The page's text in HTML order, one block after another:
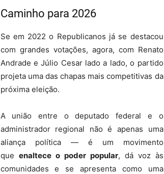
Caminho para 2026
Se em 2022 o Republicanos já se destacou
com grandes votações, agora, com Renato
Andrade e Júlio Cesar lado a lado, o partido
projeta uma das chapas mais competitivas da
próxima eleição.
A união entre o deputado federal e o
administrador regional não é apenas uma
aliança política — é um movimento
que enaltece o poder popular, dá voz às
comunidades e se apresenta como uma